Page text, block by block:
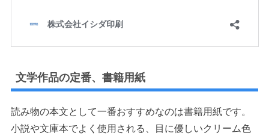
文学作品の定番、書籍用紙
読み物の本文として一番おすすめなのは書籍用紙です。
小説や文庫本でよく使用される、目に優しいクリーム色